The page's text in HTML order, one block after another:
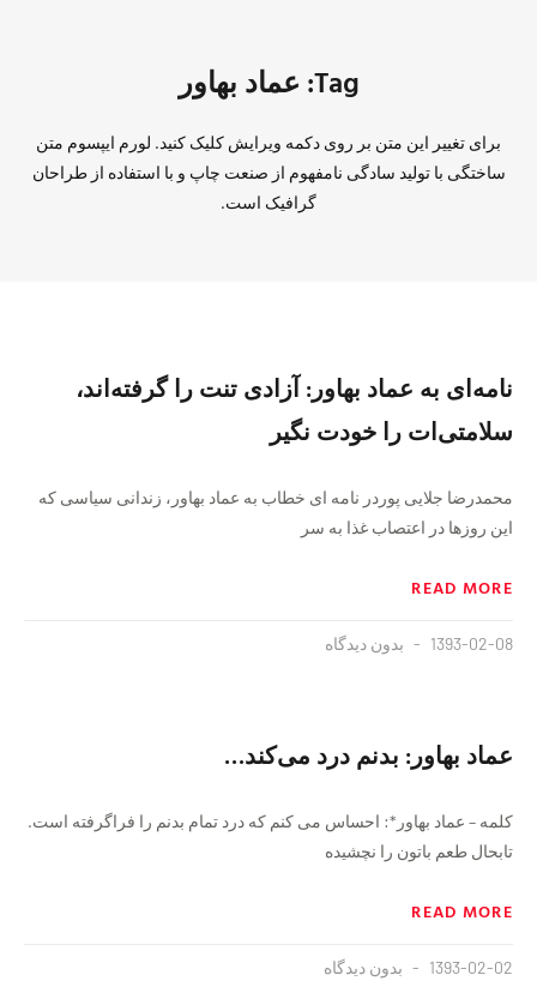
Tag: عماد بهاور
برای تغییر این متن بر روی دکمه ویرایش کلیک کنید. لورم ایپسوم متن
ساختگی با تولید سادگی نامفهوم از صنعت چاپ و با استفاده از طراحان
گرافیک است.
نامه‌ای به عماد بهاور: آزادی‌ تنت را گرفته‌اند،
سلامتی‌ات را خودت نگیر
محمدرضا جلایی پوردر نامه ای خطاب به عماد بهاور، زندانی سیاسی که
این روزها در اعتصاب غذا به سر
READ MORE
1393-02-08 بدون دیدگاه
عماد بهاور: بدنم درد می‌کند…
کلمه – عماد بهاور*: احساس می کنم که درد تمام بدنم را فراگرفته است.
تابحال طعم باتون را نچشیده
READ MORE
1393-02-02 بدون دیدگاه